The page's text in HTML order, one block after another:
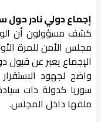
إجماع دولي نادر حول
كشف مسؤولون أن
مجلس الأمن للمرة
الإجماع يعبر عن قبول
واضح لجهود
سوريا كدولة ذات
ملفها داخل المجلس.